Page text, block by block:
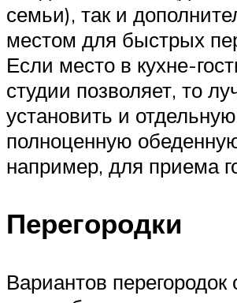
семьи), так и
местом для быстрых
Если место в кухне-
студии позволяет, то
установить и отдельную
полноценную
например, для приема
Перегородки
Вариантов перегородок